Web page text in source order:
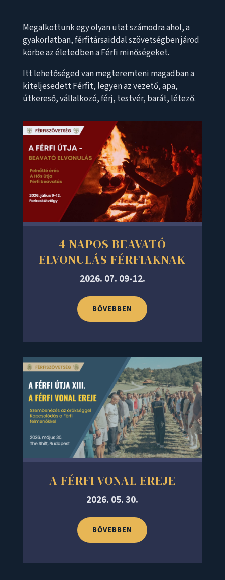
Megalkottunk egy olyan utat számodra ahol, a
gyakorlatban, férfitársaiddal szövetségben járod
körbe az életedben a Férfi minőségeket.
Itt lehetőséged van megteremteni magadban a
kiteljesedett Férfit, legyen az vezető, apa,
útkereső, vállalkozó, férj, testvér, barát, létező.
4 NAPOS BEAVATÓ
ELVONULÁS FÉRFIAKNAK
2026. 07. 09-12.
BŐVEBBEN
A FÉRFI VONAL EREJE
2026. 05. 30.
BŐVEBBEN